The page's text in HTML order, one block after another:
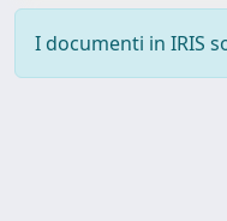
I documenti in IRIS